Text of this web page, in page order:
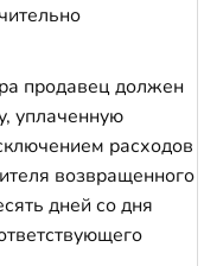
продавец должен
уплаченную
расходов
возвращенного
дней со дня